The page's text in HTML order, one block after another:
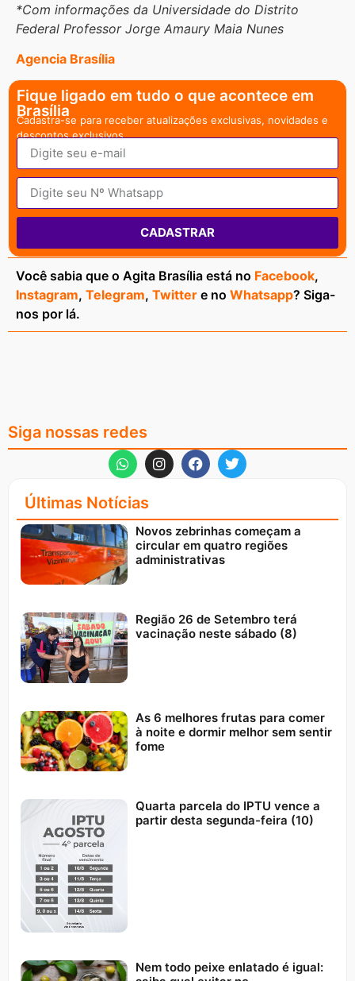
*Com informações da Universidade do Distrito
Federal Professor Jorge Amaury Maia Nunes
Agencia Brasília
Fique ligado em tudo o que acontece em
Brasília
Cadastra-se para receber atualizações exclusivas, novidades e
descontos exclusivos.
CADASTRAR
Você sabia que o Agita Brasília está no Facebook,
Instagram, Telegram, Twitter e no Whatsapp? Siga-
nos por lá.
Siga nossas redes
Últimas Notícias
Novos zebrinhas começam a
circular em quatro regiões
administrativas
Região 26 de Setembro terá
vacinação neste sábado (8)
As 6 melhores frutas para comer
à noite e dormir melhor sem sentir
fome
Quarta parcela do IPTU vence a
partir desta segunda-feira (10)
Nem todo peixe enlatado é igual: